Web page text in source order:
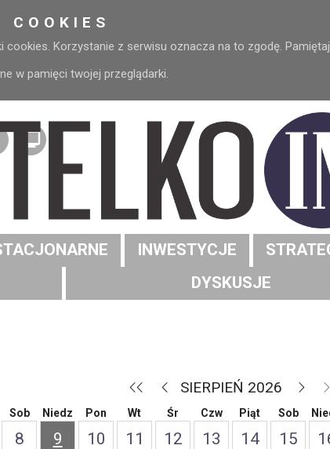
COOKIES
cookies. Korzystanie z serwisu oznacza na to zgodę.
w pamięci twojej przeglądarki.
INWESTYCJE
DYSKUSJE
SIERPIEŃ 2026
Sob
8
Niedz
9
Pon
10
Wt
11
Śr
12
Czw
13
Piąt
14
Sob
15